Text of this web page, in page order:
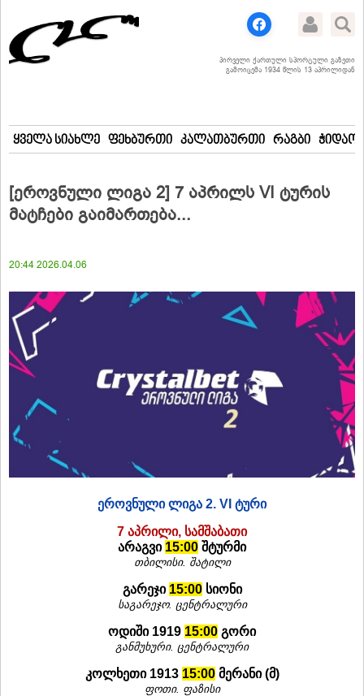
პირველი ქართული სპორტული გაზეთი
გამოიცემა 1934 წლის 13 აპრილიდან
ყველა სიახლე ფეხბურთი კალათბურთი რაგბი
[ეროვნული ლიგა 2] 7 აპრილს VI ტურის
მატჩები გაიმართება...
20:44 2026.04.06
ეროვნული ლიგა 2. VI ტური
7 აპრილი, სამშაბათი
არაგვი 15:00 შტურმი
თბილისი. შატილი
გარეჯი 15:00 სიონი
საგარეჯო. ცენტრალური
ოდიში 1919 15:00 გორი
განმუხური. ცენტრალური
კოლხეთი 1913 15:00 მერანი (მ)
ფოთი. ფაზისი